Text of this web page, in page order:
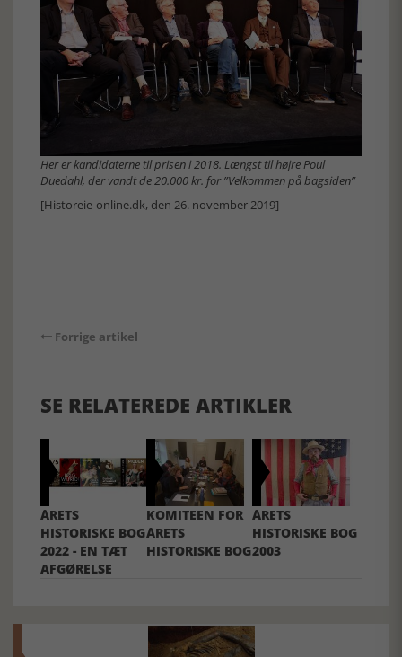
Her er kandidaterne til prisen i 2018. Længst til højre Poul
Duedahl, der vandt de 20.000 kr. for ”Velkommen på bagsiden”
[Historeie-online.dk, den 26. november 2019]
Forrige artikel
SE RELATEREDE ARTIKLER
ÅRETS
HISTORISKE BOG
2022 - EN TÆT
AFGØRELSE
KOMITEEN FOR
ÅRETS
HISTORISKE BOG
ÅRETS
HISTORISKE BOG
2003